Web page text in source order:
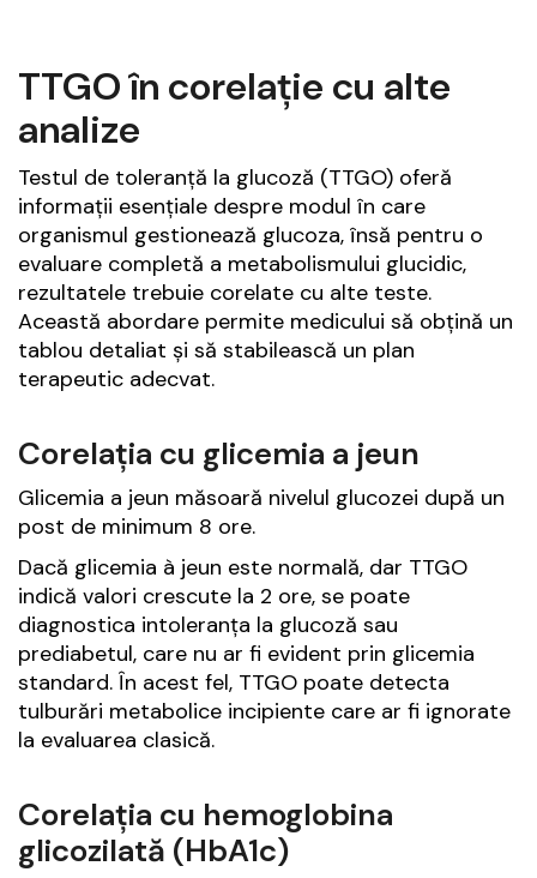
TTGO în corelație cu alte
analize
Testul de toleranță la glucoză (TTGO) oferă
informații esențiale despre modul în care
organismul gestionează glucoza, însă pentru o
evaluare completă a metabolismului glucidic,
rezultatele trebuie corelate cu alte teste.
Această abordare permite medicului să obțină un
tablou detaliat și să stabilească un plan
terapeutic adecvat.
Corelația cu glicemia a jeun
Glicemia a jeun măsoară nivelul glucozei după un
post de minimum 8 ore.
Dacă glicemia à jeun este normală, dar TTGO
indică valori crescute la 2 ore, se poate
diagnostica intoleranța la glucoză sau
prediabetul, care nu ar fi evident prin glicemia
standard. În acest fel, TTGO poate detecta
tulburări metabolice incipiente care ar fi ignorate
la evaluarea clasică.
Corelația cu hemoglobina
glicozilată (HbA1c)